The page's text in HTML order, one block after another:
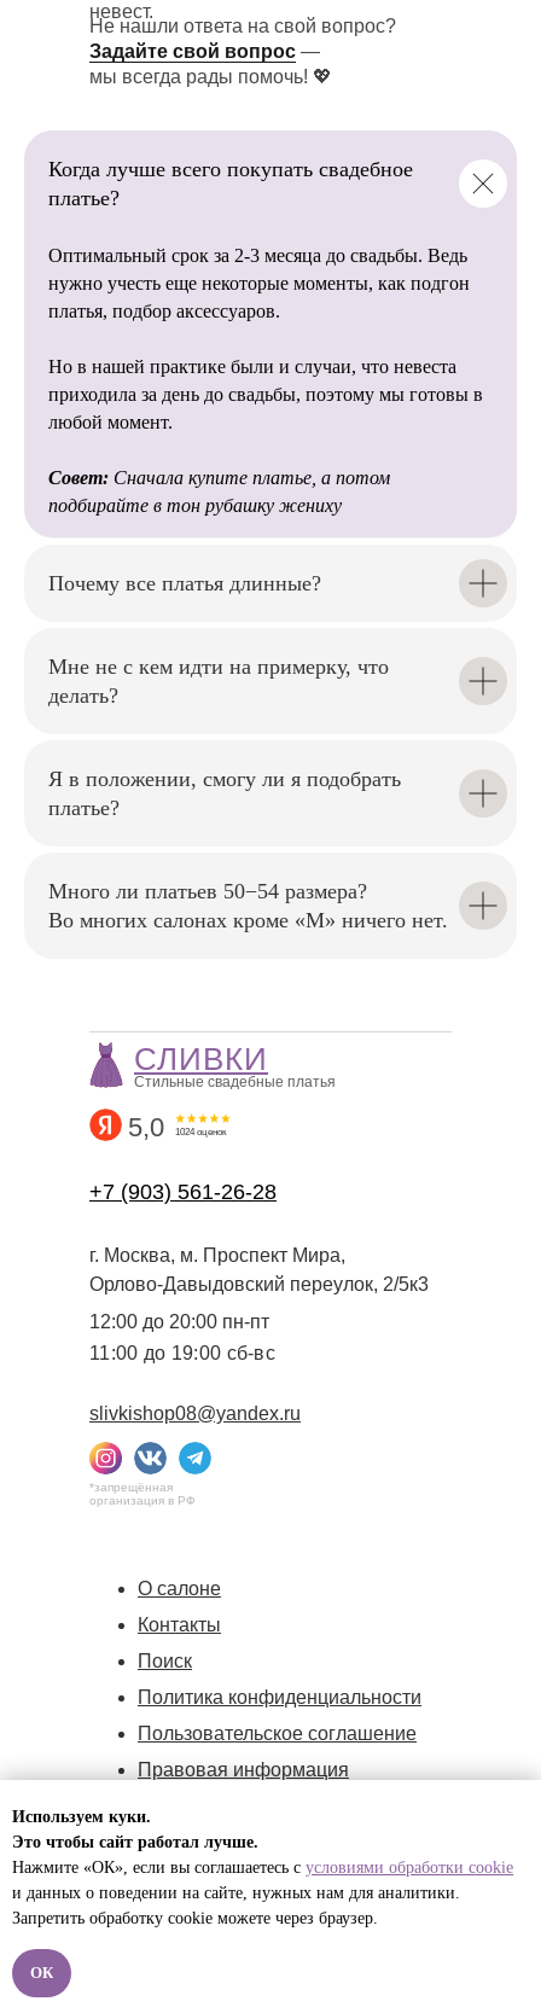
с фабриками, благодаря этому
качеством наших свадебных
Опытные организаторы
и стилисты помогут избежать
многих сложностей при
Мы внимательно относимся к
идеальный силуэт и создаём
подгонят платье по фигуре,
чтобы в день свадьбы вы
💖 Настоящие эмоции, неповторимые
образы и счастливые улыбки помогут
вам:
Найти вдохновение для
Посмотреть, как смотрятся наши
Убедиться, что каждое платье —
это история любви, красоты
и незабываемых впечатлений.
Пусть эти фотографии станут источником
идей и помогут создать свадьбу мечты! ✨
невест.
Не нашли ответа на свой вопрос?
Задайте свой вопрос —
мы всегда рады помочь! 💖
Когда лучше всего покупать свадебное
платье?
Оптимальный срок за 2-3 месяца до свадьбы. Ведь
нужно учесть еще некоторые моменты, как подгон
платья, подбор аксессуаров.
Но в нашей практике были и случаи, что невеста
приходила за день до свадьбы, поэтому мы готовы в
любой момент.
Совет: Сначала купите платье, а потом
подбирайте в тон рубашку жениху
Почему все платья длинные?
Мне не с кем идти на примерку, что
делать?
Я в положении, смогу ли я подобрать
платье?
Много ли платьев 50−54 размера?
Во многих салонах кроме «М» ничего нет.
+7 (903) 561-26-28
ИП Малышева Полина Игоревна,
ИНН:732594170171,
Политика конфиденциальности
Пользовательское соглашение
Правовая информация
Оферта
О салоне
Контакты
г. Москва, м. Проспект Мира,
Орлово-Давыдовский переулок, 2/5к3
slivkishop08@yandex.ru
*запрещённая
организация в РФ
5,0 1024 оценок
12:00 до 20:00 пн-пт
11:00 до 19:00 сб-вс
СЛИВКИ
Стильные свадебные платья
Поиск
Используем куки.
Это чтобы сайт работал лучше.
Нажмите «ОК», если вы соглашаетесь с условиями обработки cookie
и данных о поведении на сайте, нужных нам для аналитики.
Запретить обработку cookie можете через браузер.
ОК